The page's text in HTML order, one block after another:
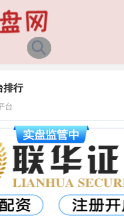
排行
台